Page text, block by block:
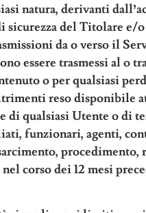
natura, derivanti
sicurezza del Titolare
da o verso il
essere trasmessi al o
o per qualsiasi
reso disponibile
di qualsiasi Utente o di
funzionari, agenti,
corso dei 12 mesi